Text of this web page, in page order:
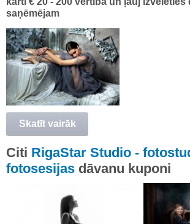
saņēmējam
Skatīt vairāk
Citi RigaStar Studio -
fotosesijas dāvanu kuponi